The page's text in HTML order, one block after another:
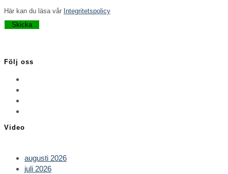
Här kan du läsa vår Integritetspolicy
Lämna detta fält tomt.
Följ oss
Video
augusti 2026
juli 2026